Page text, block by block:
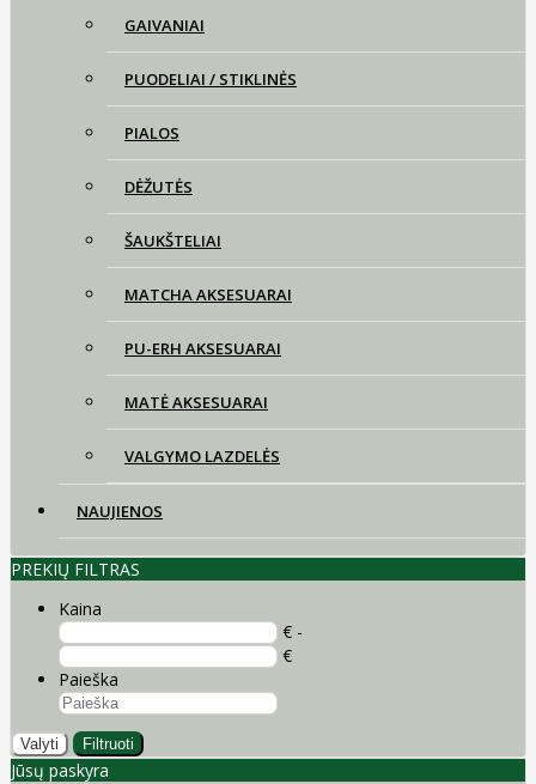
GAIVANIAI
PUODELIAI / STIKLINĖS
PIALOS
DĖŽUTĖS
ŠAUKŠTELIAI
MATCHA AKSESUARAI
PU-ERH AKSESUARAI
MATĖ AKSESUARAI
VALGYMO LAZDELĖS
NAUJIENOS
PREKIŲ FILTRAS
Kaina
€ -
€
Paieška
Valyti Filtruoti
Jūsų paskyra